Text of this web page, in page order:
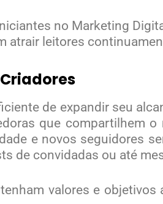
no Marketing
atrair leitores
de expandir seu
que compartilhem
e novos seguidores
de convidadas ou até
valores e